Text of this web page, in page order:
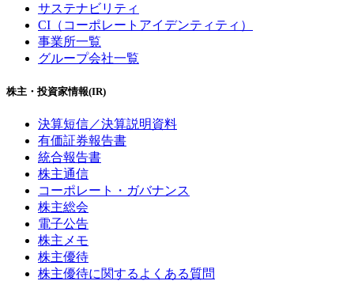
サステナビリティ
CI（コーポレートアイデンティティ）
事業所一覧
グループ会社一覧
株主・投資家情報(IR)
決算短信／決算説明資料
有価証券報告書
統合報告書
株主通信
コーポレート・ガバナンス
株主総会
電子公告
株主メモ
株主優待
株主優待に関するよくある質問